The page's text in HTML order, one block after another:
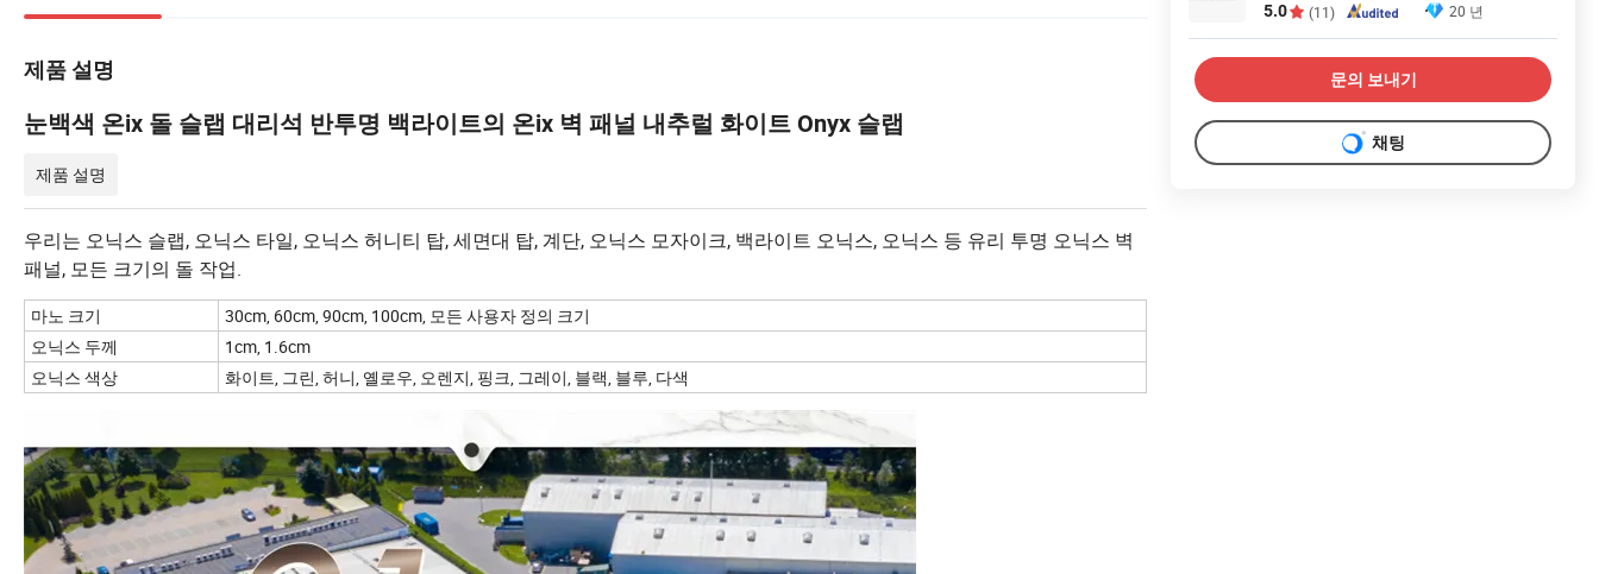
제품 설명
눈백색 온ix 돌 슬랩 대리석 반투명 백라이트의 온ix 벽 패널 내추럴 화이트 Onyx 슬랩
제품 설명
우리는 오닉스 슬랩, 오닉스 타일, 오닉스 허니티 탑, 세면대 탑, 계단, 오닉스 모자이크, 백라이트 오닉스, 오닉스 등 유리 투명 오닉스 벽
패널, 모든 크기의 돌 작업.
마노 크기
30cm, 60cm, 90cm, 100cm, 모든 사용자 정의 크기
오닉스 두께
1cm, 1.6cm
오닉스 색상
화이트, 그린, 허니, 옐로우, 오렌지, 핑크, 그레이, 블랙, 블루, 다색
5.0 (11) 20 년
문의 보내기
채팅